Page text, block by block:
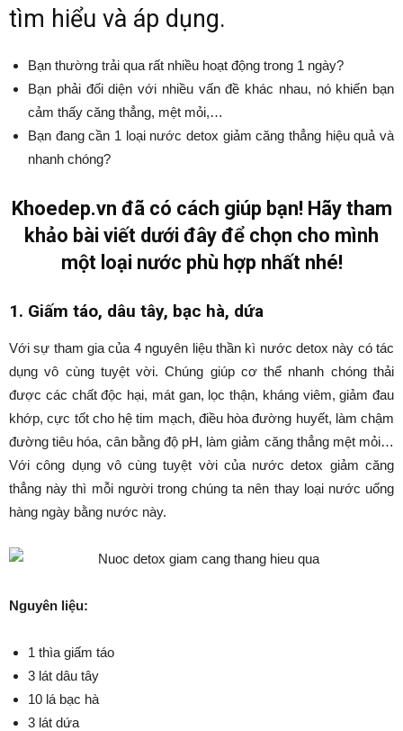
tìm hiểu và áp dụng.
Bạn thường trải qua rất nhiều hoạt động trong 1 ngày?
Bạn phải đối diện với nhiều vấn đề khác nhau, nó khiến bạn
cảm thấy căng thẳng, mệt mỏi,…
Bạn đang cần 1 loại nước detox giảm căng thẳng hiệu quả và
nhanh chóng?
Khoedep.vn đã có cách giúp bạn! Hãy tham
khảo bài viết dưới đây để chọn cho mình
một loại nước phù hợp nhất nhé!
1. Giấm táo, dâu tây, bạc hà, dứa
Với sự tham gia của 4 nguyên liệu thần kì nước detox này có tác
dụng vô cùng tuyệt vời. Chúng giúp cơ thể nhanh chóng thải
được các chất độc hại, mát gan, lọc thận, kháng viêm, giảm đau
khớp, cực tốt cho hệ tim mạch, điều hòa đường huyết, làm chậm
đường tiêu hóa, cân bằng độ pH, làm giảm căng thẳng mệt mỏi…
Với công dụng vô cùng tuyệt vời của nước detox giảm căng
thẳng này thì mỗi người trong chúng ta nên thay loại nước uống
hàng ngày bằng nước này.
Nguyên liệu:
1 thìa giấm táo
3 lát dâu tây
10 lá bạc hà
3 lát dứa